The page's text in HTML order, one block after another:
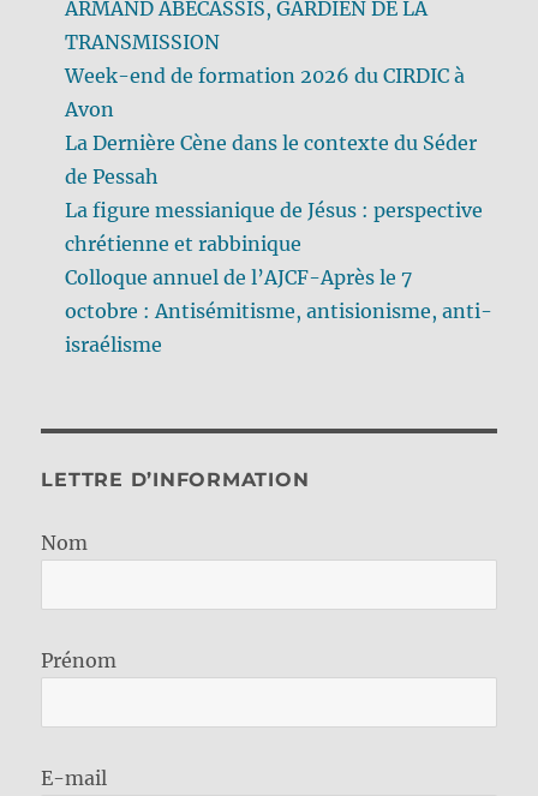
ARMAND ABÉCASSIS, GARDIEN DE LA
TRANSMISSION
Week-end de formation 2026 du CIRDIC à
Avon
La Dernière Cène dans le contexte du Séder
de Pessah
La figure messianique de Jésus : perspective
chrétienne et rabbinique
Colloque annuel de l’AJCF-Après le 7
octobre : Antisémitisme, antisionisme, anti-
israélisme
LETTRE D’INFORMATION
Nom
Prénom
E-mail